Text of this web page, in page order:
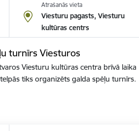
Atrašanās vieta
Viesturu pagasts, Viesturu
kultūras centrs
turnīrs Viesturos
Viesturu kultūras centra brīvā laika
tiks organizēts galda spēļu turnīrs.